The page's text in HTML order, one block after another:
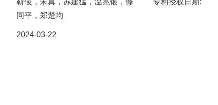
靳俊，宋真，苏建猛，温兆银，修
同平，郑楚均
专利授权日期:
2024-03-22